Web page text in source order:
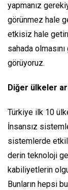
yapmanız
görünmez hale
etkisiz hale
sahada
görüyoruz.
Diğer ülkeler
Türkiye ilk 10
İnsansız
sistemlerde
derin teknoloji
kabiliyetlerin
Bunların hepsi